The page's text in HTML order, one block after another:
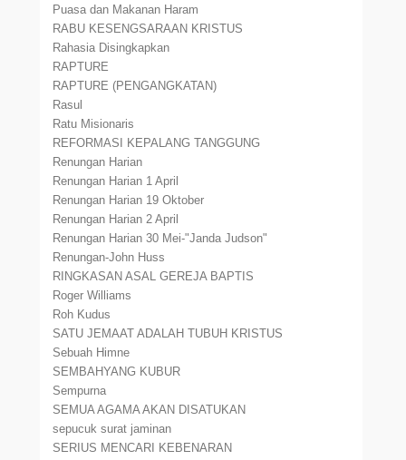
Puasa dan Makanan Haram
RABU KESENGSARAAN KRISTUS
Rahasia Disingkapkan
RAPTURE
RAPTURE (PENGANGKATAN)
Rasul
Ratu Misionaris
REFORMASI KEPALANG TANGGUNG
Renungan Harian
Renungan Harian 1 April
Renungan Harian 19 Oktober
Renungan Harian 2 April
Renungan Harian 30 Mei-"Janda Judson"
Renungan-John Huss
RINGKASAN ASAL GEREJA BAPTIS
Roger Williams
Roh Kudus
SATU JEMAAT ADALAH TUBUH KRISTUS
Sebuah Himne
SEMBAHYANG KUBUR
Sempurna
SEMUA AGAMA AKAN DISATUKAN
sepucuk surat jaminan
SERIUS MENCARI KEBENARAN